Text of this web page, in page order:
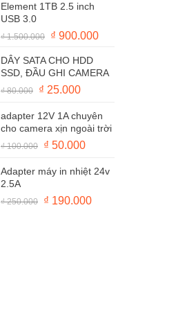
Element 1TB 2.5 inch
USB 3.0
₫1.500.000
Giá
là:
₫ 1.500.000.
₫ 900.000Giá
là:
DÂY SATA CHO HDD
SSD, ĐẦU GHI CAMERA
₫80.000
Giá
là:
₫ 80.000.
₫ 25.000Giá
tại
là:
₫ 25.000.
adapter 12V 1A chuyên
cho camera xịn ngoài trời
₫100.000
Giá
là:
₫ 50.000Giá
tại
₫ 50.000.
Adapter máy in nhiệt 24v
2.5A
₫250.000
Giá
₫ 190.000Giá